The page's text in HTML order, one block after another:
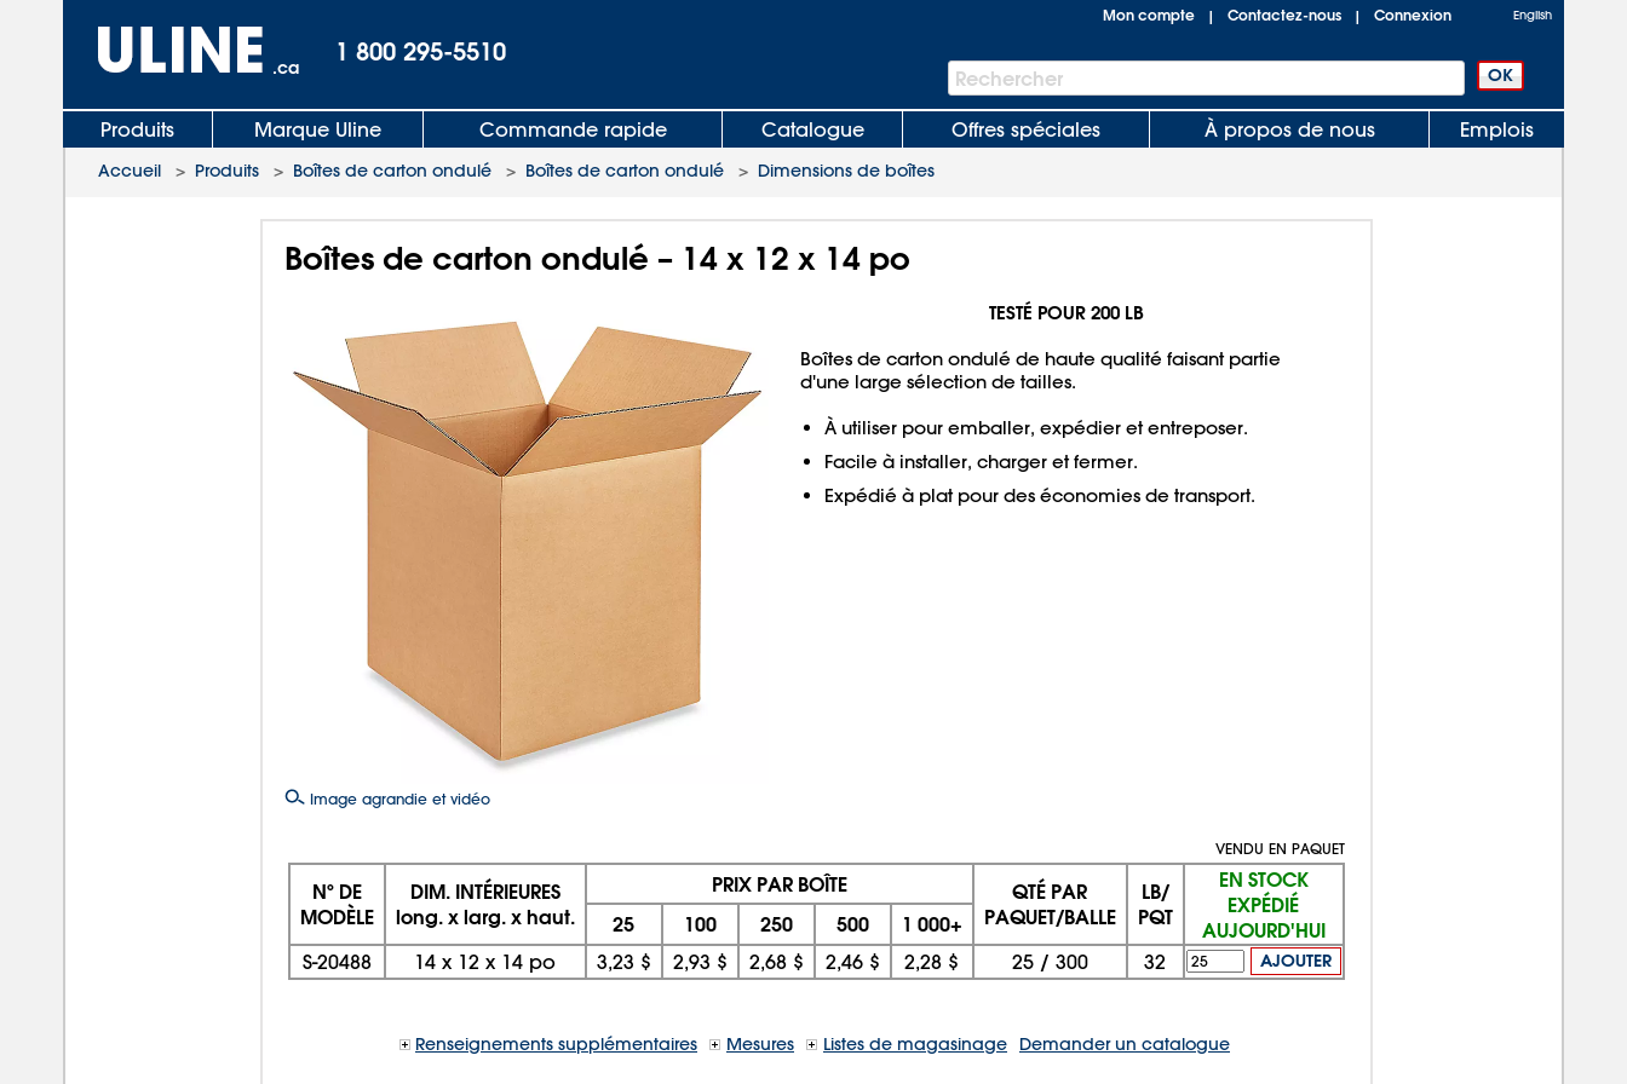
.ca
1 800 295-5510
Mon compte | Contactez-nous | Connexion English
Barre
de
recherche
Rechercher
Produits Marque Uline Commande rapide Catalogue Offres spéciales À propos de nous Emplois
Accueil > Produits > Boîtes de carton ondulé > Boîtes de carton ondulé > Dimensions de boîtes
Boîtes de carton ondulé – 14 x 12 x 14 po
Image agrandie et vidéo
TESTÉ POUR 200 LB
Boîtes de carton ondulé de haute qualité faisant partie
d'une large sélection de tailles.
À utiliser pour emballer, expédier et entreposer.
Facile à installer, charger et fermer.
Expédié à plat pour des économies de transport.
VENDU EN PAQUET
Nº DE
MODÈLE
DIM. INTÉRIEURES
long. x larg. x haut.
PRIX PAR BOÎTE
QTÉ PAR
PAQUET/BALLE
LB/
PQT
EN STOCK
EXPÉDIÉ
AUJOURD'HUI
25 100 250 500 1 000+
S-20488 14 x 12 x 14 po 3,23 $ 2,93 $ 2,68 $ 2,46 $ 2,28 $ 25/ 300 32 AJOUTER
Renseignements supplémentaires Mesures Listes de magasinage Demander un catalogue